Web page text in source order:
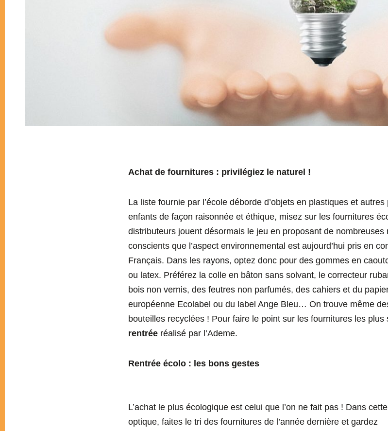
Achat de fournitures : privilégiez le naturel !
La liste fournie par l’école déborde d’objets en plastiques et
enfants de façon raisonnée et éthique, misez sur les fournitures
distributeurs jouent désormais le jeu en proposant de
conscients que l’aspect environnemental est aujourd’hui pris en
Français. Dans les rayons, optez donc pour des gommes en
ou latex. Préférez la colle en bâton sans solvant, le correcteur
bois non vernis, des feutres non parfumés, des cahiers et du
européenne Ecolabel ou du label Ange Bleu… On trouve même
bouteilles recyclées ! Pour faire le point sur les fournitures les plus
rentrée réalisé par l’Ademe.
Rentrée écolo : les bons gestes
L’achat le plus écologique est celui que l’on ne fait pas ! Dans cette
optique, faites le tri des fournitures de l’année dernière et gardez